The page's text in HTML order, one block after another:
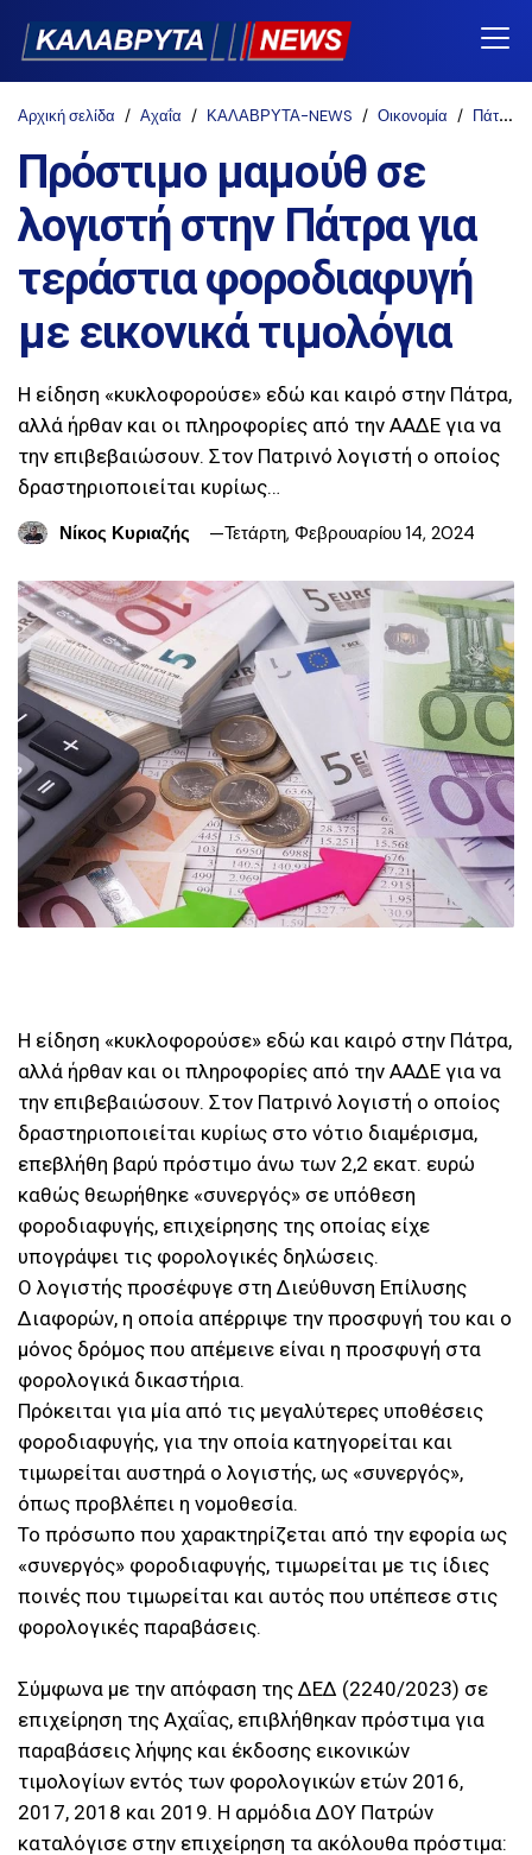
Αρχική σελίδα Αχαΐα ΚΑΛΑΒΡΥΤΑ-NEWS Οικονομία Πάτρα
Πρόστιμο μαμούθ σε
λογιστή στην Πάτρα για
τεράστια φοροδιαφυγή
με εικονικά τιμολόγια
Η είδηση «κυκλοφορούσε» εδώ και καιρό στην Πάτρα,
αλλά ήρθαν και οι πληροφορίες από την ΑΑΔΕ για να
την επιβεβαιώσουν. Στον Πατρινό λογιστή ο οποίος
δραστηριοποιείται κυρίως…
Νίκος Κυριαζής
Τετάρτη, Φεβρουαρίου 14, 2024
Η είδηση «κυκλοφορούσε» εδώ και καιρό στην Πάτρα,
αλλά ήρθαν και οι πληροφορίες από την ΑΑΔΕ για να
την επιβεβαιώσουν. Στον Πατρινό λογιστή ο οποίος
δραστηριοποιείται κυρίως στο νότιο διαμέρισμα,
επεβλήθη βαρύ πρόστιμο άνω των 2,2 εκατ. ευρώ
καθώς θεωρήθηκε «συνεργός» σε υπόθεση
φοροδιαφυγής, επιχείρησης της οποίας είχε
υπογράψει τις φορολογικές δηλώσεις.
Ο λογιστής προσέφυγε στη Διεύθυνση Επίλυσης
Διαφορών, η οποία απέρριψε την προσφυγή του και ο
μόνος δρόμος που απέμεινε είναι η προσφυγή στα
φορολογικά δικαστήρια.
Πρόκειται για μία από τις μεγαλύτερες υποθέσεις
φοροδιαφυγής, για την οποία κατηγορείται και
τιμωρείται αυστηρά ο λογιστής, ως «συνεργός»,
όπως προβλέπει η νομοθεσία.
Το πρόσωπο που χαρακτηρίζεται από την εφορία ως
«συνεργός» φοροδιαφυγής, τιμωρείται με τις ίδιες
ποινές που τιμωρείται και αυτός που υπέπεσε στις
φορολογικές παραβάσεις.
Σύμφωνα με την απόφαση της ΔΕΔ (2240/2023) σε
επιχείρηση της Αχαΐας, επιβλήθηκαν πρόστιμα για
παραβάσεις λήψης και έκδοσης εικονικών
τιμολογίων εντός των φορολογικών ετών 2016,
2017, 2018 και 2019. Η αρμόδια ΔΟΥ Πατρών
καταλόγισε στην επιχείρηση τα ακόλουθα πρόστιμα: